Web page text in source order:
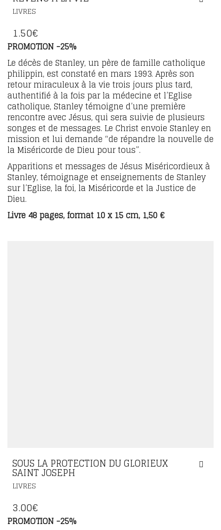
LIVRES
1.50€
PROMOTION -25%
Le décès de Stanley, un père de famille catholique
philippin, est constaté en mars 1993. Après son
retour miraculeux à la vie trois jours plus tard,
authentifié à la fois par la médecine et l’Eglise
catholique, Stanley témoigne d’une première
rencontre avec Jésus, qui sera suivie de plusieurs
songes et de messages. Le Christ envoie Stanley en
mission et lui demande “de répandre la nouvelle de
la Miséricorde de Dieu pour tous”.
Apparitions et messages de Jésus Miséricordieux à
Stanley, témoignage et enseignements de Stanley
sur l’Eglise, la foi, la Miséricorde et la Justice de
Dieu.
Livre 48 pages, format 10 x 15 cm, 1,50 €
SOUS LA PROTECTION DU GLORIEUX
SAINT JOSEPH
LIVRES
3.00€
PROMOTION -25%